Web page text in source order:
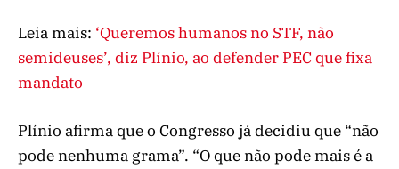
Leia mais: ‘Queremos humanos no STF, não
semideuses’, diz Plínio, ao defender PEC que fixa
mandato
Plínio afirma que o Congresso já decidiu que “não
pode nenhuma grama”. “O que não pode mais é a